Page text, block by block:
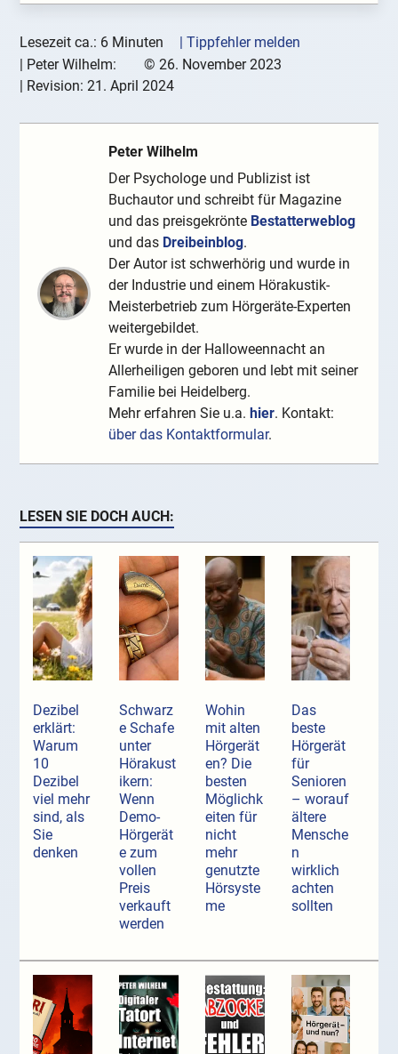
Lesezeit ca.: 6 Minuten
| Tippfehler melden
| Peter Wilhelm: © 26. November 2023
| Revision:21. April 2024
Peter Wilhelm
Der Psychologe und Publizist ist
Buchautor und schreibt für Magazine
und das preisgekrönte Bestatterweblog
und das Dreibeinblog.
Der Autor ist schwerhörig und wurde in
der Industrie und einem Hörakustik-
Meisterbetrieb zum Hörgeräte-Experten
weitergebildet.
Er wurde in der Halloweennacht an
Allerheiligen geboren und lebt mit seiner
Familie bei Heidelberg.
Mehr erfahren Sie u.a.hier. Kontakt:
über das Kontaktformular.
LESEN SIE DOCH AUCH:
Dezibel
erklärt:
Warum
10
Dezibel
viel mehr
sind, als
Sie
denken
Schwarz
e Schafe
unter
Hörakust
ikern:
Wenn
Demo-
Hörgerät
e zum
vollen
Preis
verkauft
werden
Wohin
mit alten
Hörgerät
en? Die
besten
Möglichk
eiten für
nicht
mehr
genutzte
Hörsyste
me
Das
beste
Hörgerät
für
Senioren
– worauf
ältere
Mensche
n
wirklich
achten
sollten